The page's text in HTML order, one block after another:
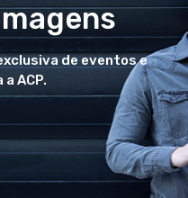
de eventos e
ACP.